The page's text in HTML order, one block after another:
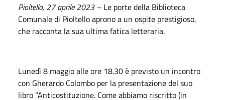
Pioltello, 27 aprile 2023 – Le porte della Biblioteca
Comunale di Pioltello aprono a un ospite prestigioso,
che racconta la sua ultima fatica letteraria.
Lunedì 8 maggio alle ore 18.30 è previsto un incontro
con Gherardo Colombo per la presentazione del suo
libro “Anticostituzione. Come abbiamo riscritto (in